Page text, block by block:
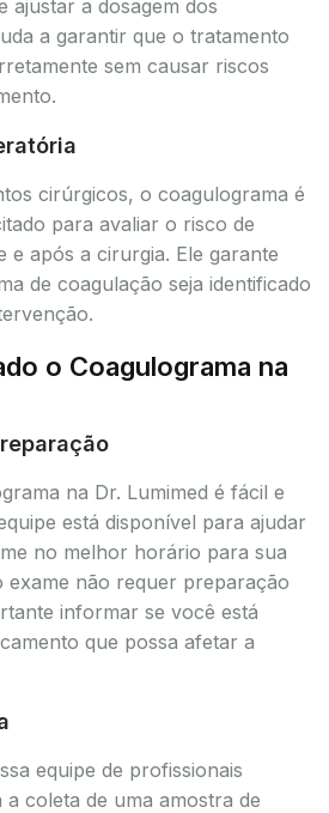
ajustar a dosagem dos
a garantir que o tratamento
sem causar riscos
cirúrgicos, o coagulograma é
para avaliar o risco de
e após a cirurgia. Ele garante
de coagulação seja identificado
o Coagulograma na
na Dr. Lumimed é fácil e
está disponível para ajudar
no melhor horário para sua
exame não requer preparação
informar se você está
que possa afetar a
equipe de profissionais
coleta de uma amostra de